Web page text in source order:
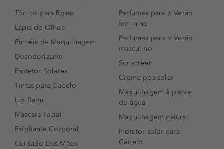
Tónico para Rosto
Lápis de Olhos
Pincéis de Maquilhagem
Desodorizante
Protetor Solares
Tintas para Cabelo
Lip Balm
Máscara Facial
Esfoliante Corporal
Cuidado Das Mãos
Perfumes para o Verão
feminino
Perfumes para o Verão
masculino
Sunscreen
Creme pós-solar
Maquilhagem à prova
de água
Maquilhagem natural
Protetor solar para
Cabelo